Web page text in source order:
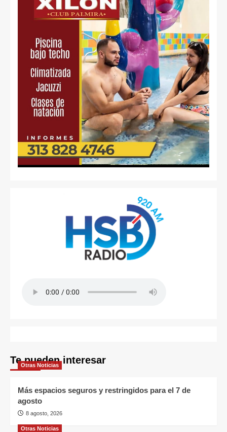
Te pueden interesar
Otras Noticias
Más espacios seguros y restringidos para el 7 de
agosto
8 agosto, 2026
Otras Noticias